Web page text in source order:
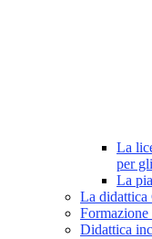
La
per
La
La
Didattica